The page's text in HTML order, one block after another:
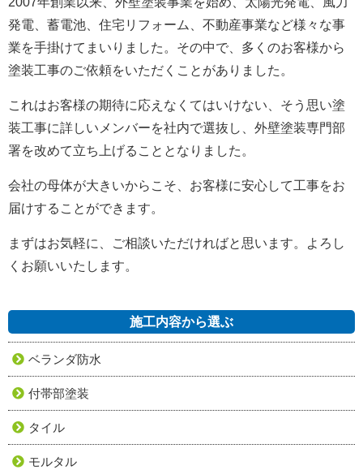
発電、蓄電池、住宅リフォーム、不動産事業など様々な事
業を手掛けてまいりました。 その中で、多くのお客様から
塗装工事のご依頼をいただくことがありました。
これはお客様の期待に応えなくてはいけない、そう思い塗
装工事に詳しいメンバーを社内で選抜し、外壁塗装専門部
署を改めて立ち上げることとなりました。
会社の母体が大きいからこそ、お客様に安心して工事をお
届けすることができます。
まずはお気軽に、ご相談いただければと思います。よろし
くお願いいたします。
施工内容から選ぶ
ベランダ防水
付帯部塗装
タイル
モルタル